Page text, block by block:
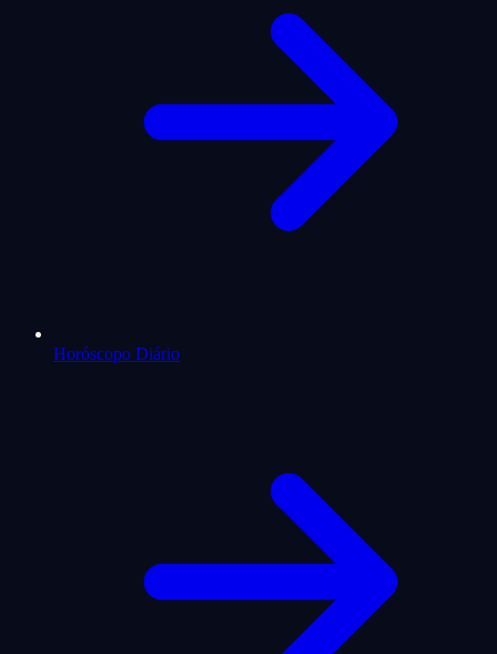
Horóscopo Diário